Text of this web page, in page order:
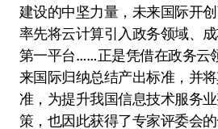
建设的中坚力量，未来国际开
率先将云计算引入政务领域、
第一平台……正是凭借在政务云
来国际归纳总结产出标准，并
准，为提升我国信息技术服务
策，也因此获得了专家评委会